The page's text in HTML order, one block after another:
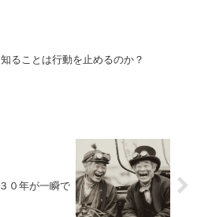
知ることは行動を止めるのか？
３０年が一瞬で